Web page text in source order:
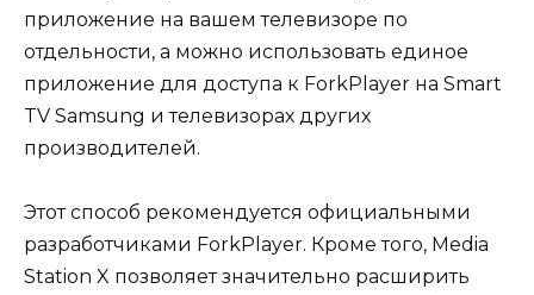
приложение на вашем телевизоре по
отдельности, а можно использовать единое
приложение для доступа к ForkPlayer на Smart
TV Samsung и телевизорах других
производителей.
Этот способ рекомендуется официальными
разработчиками ForkPlayer. Кроме того, Media
Station X позволяет значительно расширить